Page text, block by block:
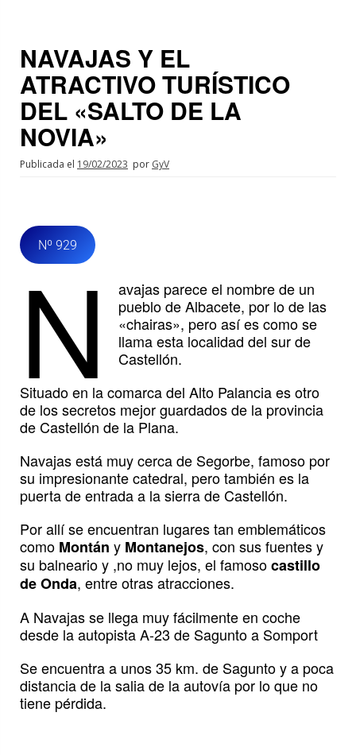
NAVAJAS Y EL
ATRACTIVO TURÍSTICO
DEL «SALTO DE LA
NOVIA»
Publicada el 19/02/2023 por GyV
Nº 929
N
avajas parece el nombre de un
pueblo de Albacete, por lo de las
«chairas», pero así es como se
llama esta localidad del sur de
Castellón.
Situado en la comarca del Alto Palancia es otro
de los secretos mejor guardados de la provincia
de Castellón de la Plana.
Navajas está muy cerca de Segorbe, famoso por
su impresionante catedral, pero también es la
puerta de entrada a la sierra de Castellón.
Por allí se encuentran lugares tan emblemáticos
como Montán y Montanejos, con sus fuentes y
su balneario y ,no muy lejos, el famosocastillo
de Onda, entre otras atracciones.
A Navajas se llega muy fácilmente en coche
desde la autopista A-23 de Sagunto a Somport
Se encuentra a unos 35 km. de Sagunto y a poca
distancia de la salia de la autovía por lo que no
tiene pérdida.